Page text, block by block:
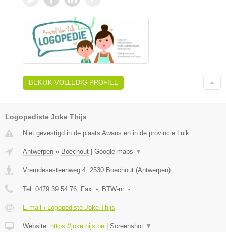
BEKIJK VOLLEDIG PROFIEL
Logopediste Joke Thijs
Niet gevestigd in de plaats Awans en in de provincie Luik.
Antwerpen » Boechout Google maps ▼
Vremdesesteenweg 4, 2530 Boechout (Antwerpen)
Tel: 0479 39 54 76, Fax: -, BTW-nr: -
E-mail › Logopediste Joke Thijs
Website: https://jokethijs.be Screenshot ▼